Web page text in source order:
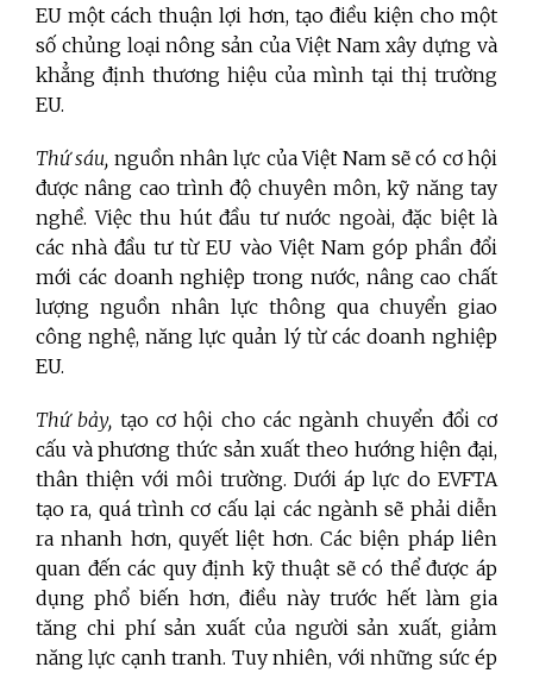
EU một cách thuận lợi hơn, tạo điều kiện cho một
số chủng loại nông sản của Việt Nam xây dựng và
khẳng định thương hiệu của mình tại thị trường
EU.
Thứ sáu, nguồn nhân lực của Việt Nam sẽ có cơ hội
được nâng cao trình độ chuyên môn, kỹ năng tay
nghề. Việc thu hút đầu tư nước ngoài, đặc biệt là
các nhà đầu tư từ EU vào Việt Nam góp phần đổi
mới các doanh nghiệp trong nước, nâng cao chất
lượng nguồn nhân lực thông qua chuyển giao
công nghệ, năng lực quản lý từ các doanh nghiệp
EU.
Thứ bảy, tạo cơ hội cho các ngành chuyển đổi cơ
cấu và phương thức sản xuất theo hướng hiện đại,
thân thiện với môi trường. Dưới áp lực do EVFTA
tạo ra, quá trình cơ cấu lại các ngành sẽ phải diễn
ra nhanh hơn, quyết liệt hơn. Các biện pháp liên
quan đến các quy định kỹ thuật sẽ có thể được áp
dụng phổ biến hơn, điều này trước hết làm gia
tăng chi phí sản xuất của người sản xuất, giảm
năng lực cạnh tranh. Tuy nhiên, với những sức ép